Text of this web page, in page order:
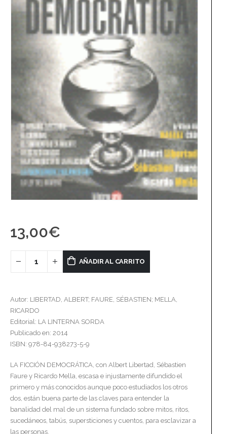
13,00€
AÑADIR AL CARRITO
Autor: LIBERTAD, ALBERT; FAURE, SÉBASTIEN; MELLA,
RICARDO
Editorial: LA LINTERNA SORDA
Publicado en: 2014
ISBN: 978-84-938273-5-9
LA FICCIÓN DEMOCRÁTICA, con Albert Libertad, Sébastien
Faure y Ricardo Mella, escasa e injustamente difundido el
primero y más conocidos aunque poco estudiados los otros
dos, están buena parte de las claves para entender la
banalidad del mal de un sistema fundado sobre mitos, ritos,
sucedáneos, tabús, supersticiones y cuentos, para esclavizar a
las personas.